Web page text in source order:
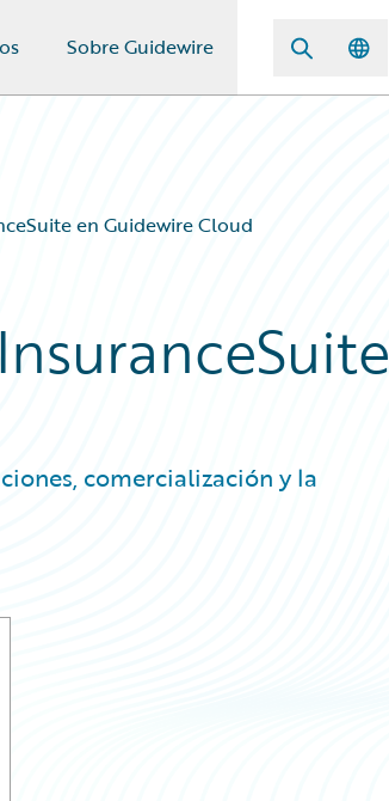
Sobre Guidewire
en Guidewire Cloud
comercialización y la